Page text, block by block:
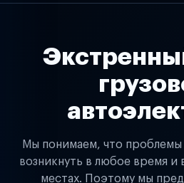
Мы понимаем, что проблемы
возникнуть в любое время и
местах. Поэтому мы